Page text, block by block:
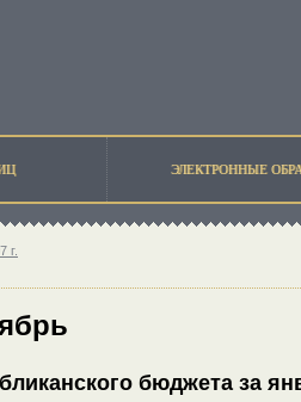
ЭЛЕКТРОННЫЕ
г.
бюджета за